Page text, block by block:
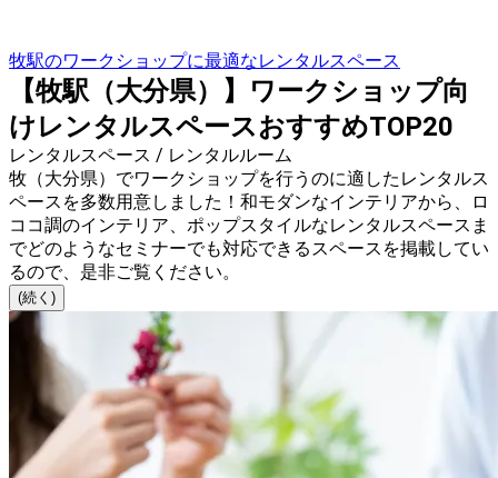
牧駅のワークショップに最適なレンタルスペース
【牧駅（大分県）】ワークショップ向
けレンタルスペースおすすめTOP20
レンタルスペース / レンタルルーム
牧（大分県）でワークショップを行うのに適したレンタルス
ペースを多数用意しました！和モダンなインテリアから、ロ
ココ調のインテリア、ポップスタイルなレンタルスペースま
でどのようなセミナーでも対応できるスペースを掲載してい
るので、是非ご覧ください。
(続く)